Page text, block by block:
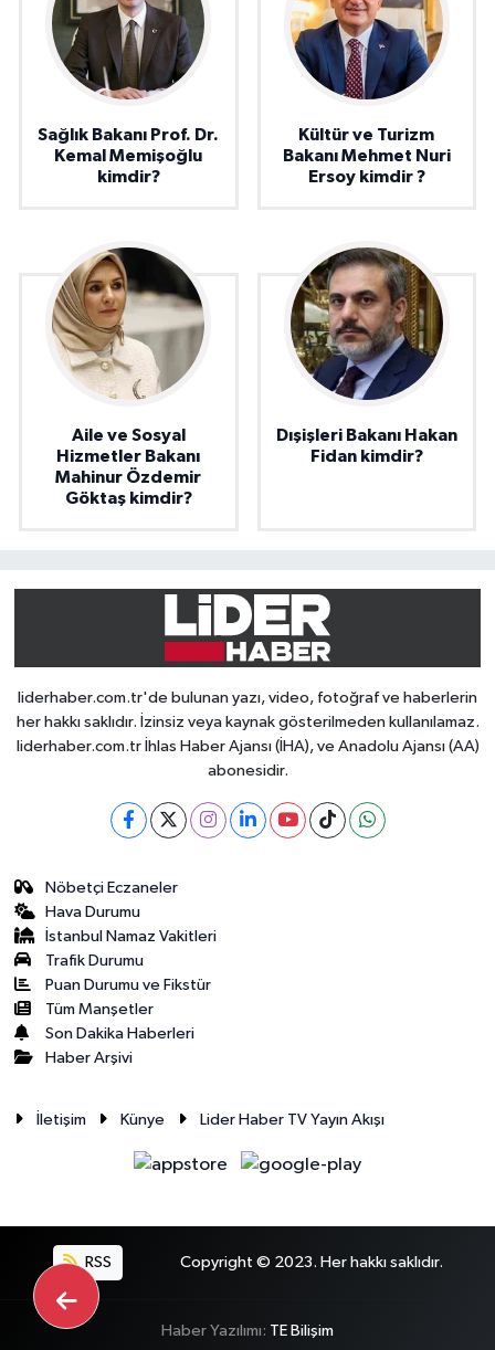
Sağlık Bakanı Prof. Dr.
Kemal Memişoğlu
kimdir?
Kültür ve Turizm
Bakanı Mehmet Nuri
Ersoy kimdir ?
Aile ve Sosyal
Hizmetler Bakanı
Mahinur Özdemir
Göktaş kimdir?
Dışişleri Bakanı Hakan
Fidan kimdir?
liderhaber.com.tr'de bulunan yazı, video, fotoğraf ve haberlerin
her hakkı saklıdır. İzinsiz veya kaynak gösterilmeden kullanılamaz.
liderhaber.com.tr İhlas Haber Ajansı (İHA), ve Anadolu Ajansı (AA)
abonesidir.
Nöbetçi Eczaneler
Hava Durumu
İstanbul Namaz Vakitleri
Trafik Durumu
Puan Durumu ve Fikstür
Tüm Manşetler
Son Dakika Haberleri
Haber Arşivi
İletişim Künye Lider Haber TV Yayın Akışı
RSS Copyright © 2023. Her hakkı saklıdır.
Haber Yazılımı: TE Bilişim